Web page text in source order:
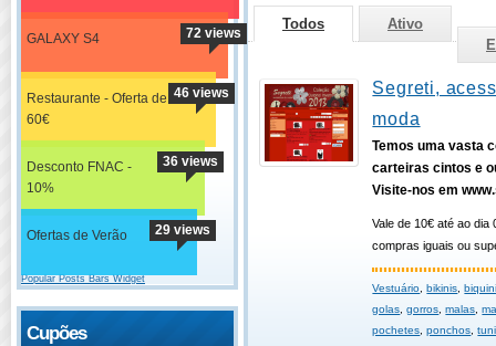
GALAXY S4 72 views
Restaurante - Oferta de
60€
46 views
Desconto FNAC -
10%
36 views
Ofertas de Verão 29 views
Popular Posts Bars Widget
Cupões
Todos
Ativo
Segreti,
moda
Temos uma vasta
carteiras cintos e
Visite-nos em
Vale de 10€ até ao
compras iguais ou
Vestuário ,bikinis ,
golas ,gorros ,malas ,
pochetes ,ponchos ,